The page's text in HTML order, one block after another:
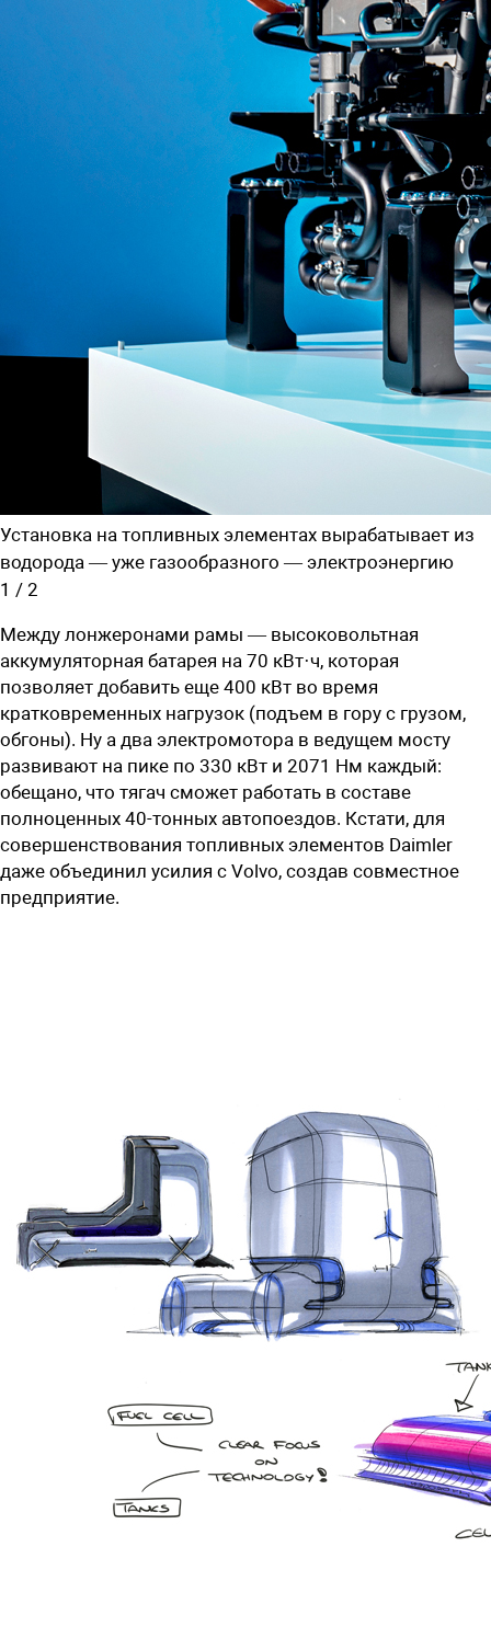
Установка на топливных элементах вырабатывает из
водорода — уже ­газообразного — электроэнергию
1 / 2
Между лонжеронами рамы — высоковольтная
аккумуляторная батарея на 70 кВт·ч, которая
позволяет добавить еще 400 кВт во время
кратковременных нагрузок (подъем в гору с грузом,
обгоны). Ну а два электромотора в ведущем мосту
развивают на пике по 330 кВт и 2071 Нм каждый:
обещано, что тягач сможет работать в составе
полноценных 40-тонных автопоездов. Кстати, для
совершенствования топливных элементов Daimler
даже объединил усилия с Volvo, создав совместное
предприятие.